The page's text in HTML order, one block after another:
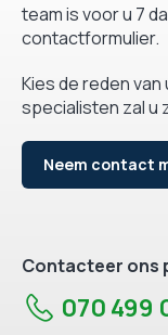
team is voor u 7
contactformulier.
Kies de reden
specialisten zal u
Neem contact
Contacteer ons
070 499